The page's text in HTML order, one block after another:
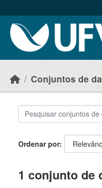
Conjuntos de
Ordenar por
1 conjunto de